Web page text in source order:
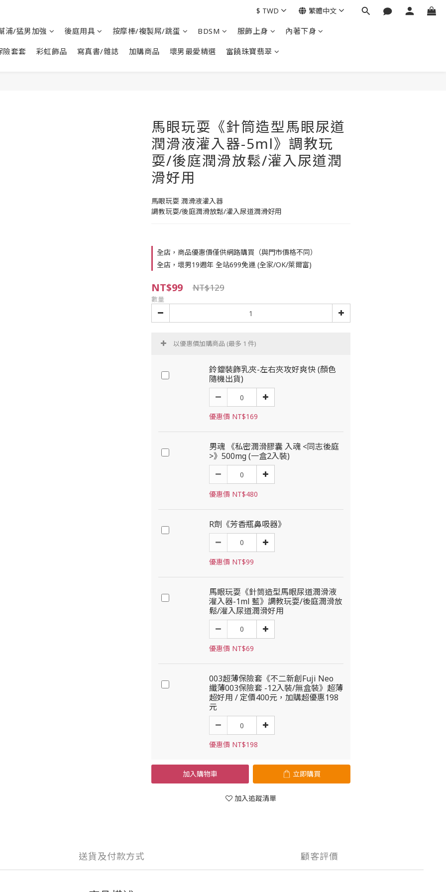
浦/猛男加強 後庭用具 按摩棒/複製屌/跳蛋 BDSM 服飾上身 內著下身
險套套 彩虹飾品 寫真書/雜誌 加購商品 壞男最愛精選 富饒珠寶翡翠
$ TWD 繁體中文
馬眼玩耍《針筒造型馬眼尿道
潤滑液灌入器-5ml》調教玩
耍/後庭潤滑放鬆/灌入尿道潤
滑好用
馬眼玩耍 潤滑液灌入器
調教玩耍/後庭潤滑放鬆/灌入尿道潤滑好用
全店，商品優惠價僅供網路購買（與門市價格不同）
全店，壞男19週年 全站699免運 (全家/OK/萊爾富)
NT$99 NT$129
數量
以優惠價加購商品 (最多 1 件)
鈴鐺裝飾乳夾-左右夾攻好爽快 (顏色
隨機出貨)
優惠價 NT$169
男魂 《私密潤滑膠囊 入魂 <同志後庭
>》500mg (一盒2入裝)
優惠價 NT$480
R劑《芳香瓶鼻吸器》
優惠價 NT$99
馬眼玩耍《針筒造型馬眼尿道潤滑液
灌入器-1ml 藍》調教玩耍/後庭潤滑放
鬆/灌入尿道潤滑好用
優惠價 NT$69
003超薄保險套《不二新創Fuji Neo
纖薄003保險套 -12入裝/無盒裝》超薄
超好用 / 定價400元，加購超優惠198
元
優惠價 NT$198
加入購物車 立即購買
加入追蹤清單
送貨及付款方式 顧客評價